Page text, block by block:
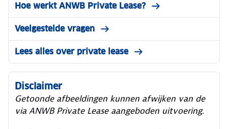
Hoe werkt ANWB Private Lease?
Veelgestelde vragen
Lees alles over private lease
Disclaimer
Getoonde afbeeldingen kunnen afwijken van de
via ANWB Private Lease aangeboden uitvoering.